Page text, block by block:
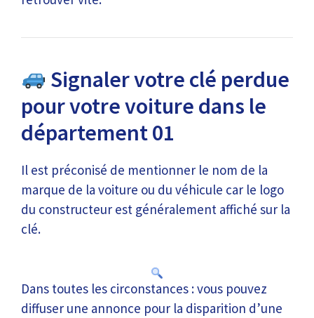
Signaler votre clé perdue
pour votre voiture dans le
département 01
Il est préconisé de mentionner le nom de la
marque de la voiture ou du véhicule car le logo
du constructeur est généralement affiché sur la
clé.
Dans toutes les circonstances : vous pouvez
diffuser une annonce pour la disparition d’une